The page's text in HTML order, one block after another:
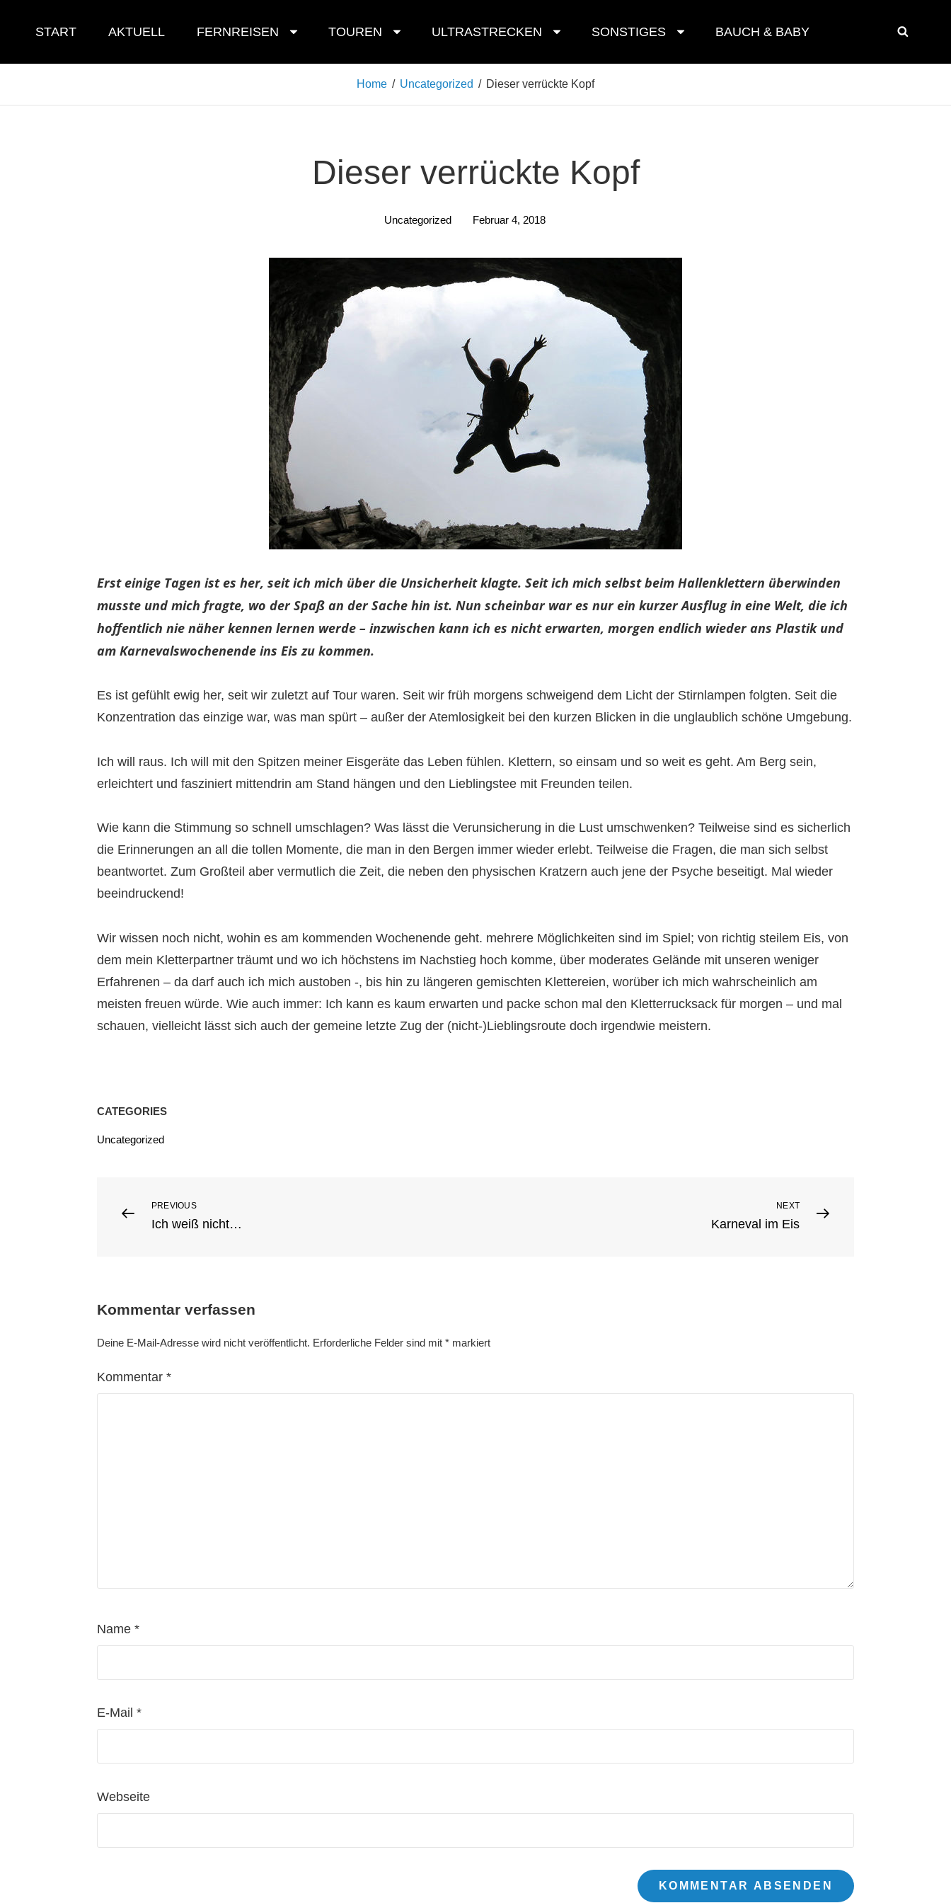
START AKTUELL FERNREISEN TOUREN ULTRASTRECKEN SONSTIGES BAUCH & BABY
Home / Uncategorized / Dieser verrückte Kopf
Dieser verrückte Kopf
Uncategorized Februar 4, 2018
Erst einige Tagen ist es her, seit ich mich über die Unsicherheit klagte. Seit ich mich selbst beim Hallenklettern überwinden
musste und mich fragte, wo der Spaß an der Sache hin ist. Nun scheinbar war es nur ein kurzer Ausflug in eine Welt, die ich
hoffentlich nie näher kennen lernen werde – inzwischen kann ich es nicht erwarten, morgen endlich wieder ans Plastik und
am Karnevalswochenende ins Eis zu kommen.
Es ist gefühlt ewig her, seit wir zuletzt auf Tour waren. Seit wir früh morgens schweigend dem Licht der Stirnlampen folgten. Seit die
Konzentration das einzige war, was man spürt – außer der Atemlosigkeit bei den kurzen Blicken in die unglaublich schöne Umgebung.
Ich will raus. Ich will mit den Spitzen meiner Eisgeräte das Leben fühlen. Klettern, so einsam und so weit es geht. Am Berg sein,
erleichtert und fasziniert mittendrin am Stand hängen und den Lieblingstee mit Freunden teilen.
Wie kann die Stimmung so schnell umschlagen? Was lässt die Verunsicherung in die Lust umschwenken? Teilweise sind es sicherlich
die Erinnerungen an all die tollen Momente, die man in den Bergen immer wieder erlebt. Teilweise die Fragen, die man sich selbst
beantwortet. Zum Großteil aber vermutlich die Zeit, die neben den physischen Kratzern auch jene der Psyche beseitigt. Mal wieder
beeindruckend!
Wir wissen noch nicht, wohin es am kommenden Wochenende geht. mehrere Möglichkeiten sind im Spiel; von richtig steilem Eis, von
dem mein Kletterpartner träumt und wo ich höchstens im Nachstieg hoch komme, über moderates Gelände mit unseren weniger
Erfahrenen – da darf auch ich mich austoben -, bis hin zu längeren gemischten Klettereien, worüber ich mich wahrscheinlich am
meisten freuen würde. Wie auch immer: Ich kann es kaum erwarten und packe schon mal den Kletterrucksack für morgen – und mal
schauen, vielleicht lässt sich auch der gemeine letzte Zug der (nicht-)Lieblingsroute doch irgendwie meistern.
CATEGORIES
Uncategorized
Beitragsnavigation
Previous
Post
PREVIOUS
Ich weiß nicht…
NEXT
Karneval im Eis
Kommentar verfassen
Deine E-Mail-Adresse wird nicht veröffentlicht. Erforderliche Felder sind mit * markiert
Kommentar *
Name *
E-Mail *
Webseite